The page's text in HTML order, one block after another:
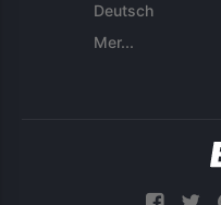
Deutsch
Mer...